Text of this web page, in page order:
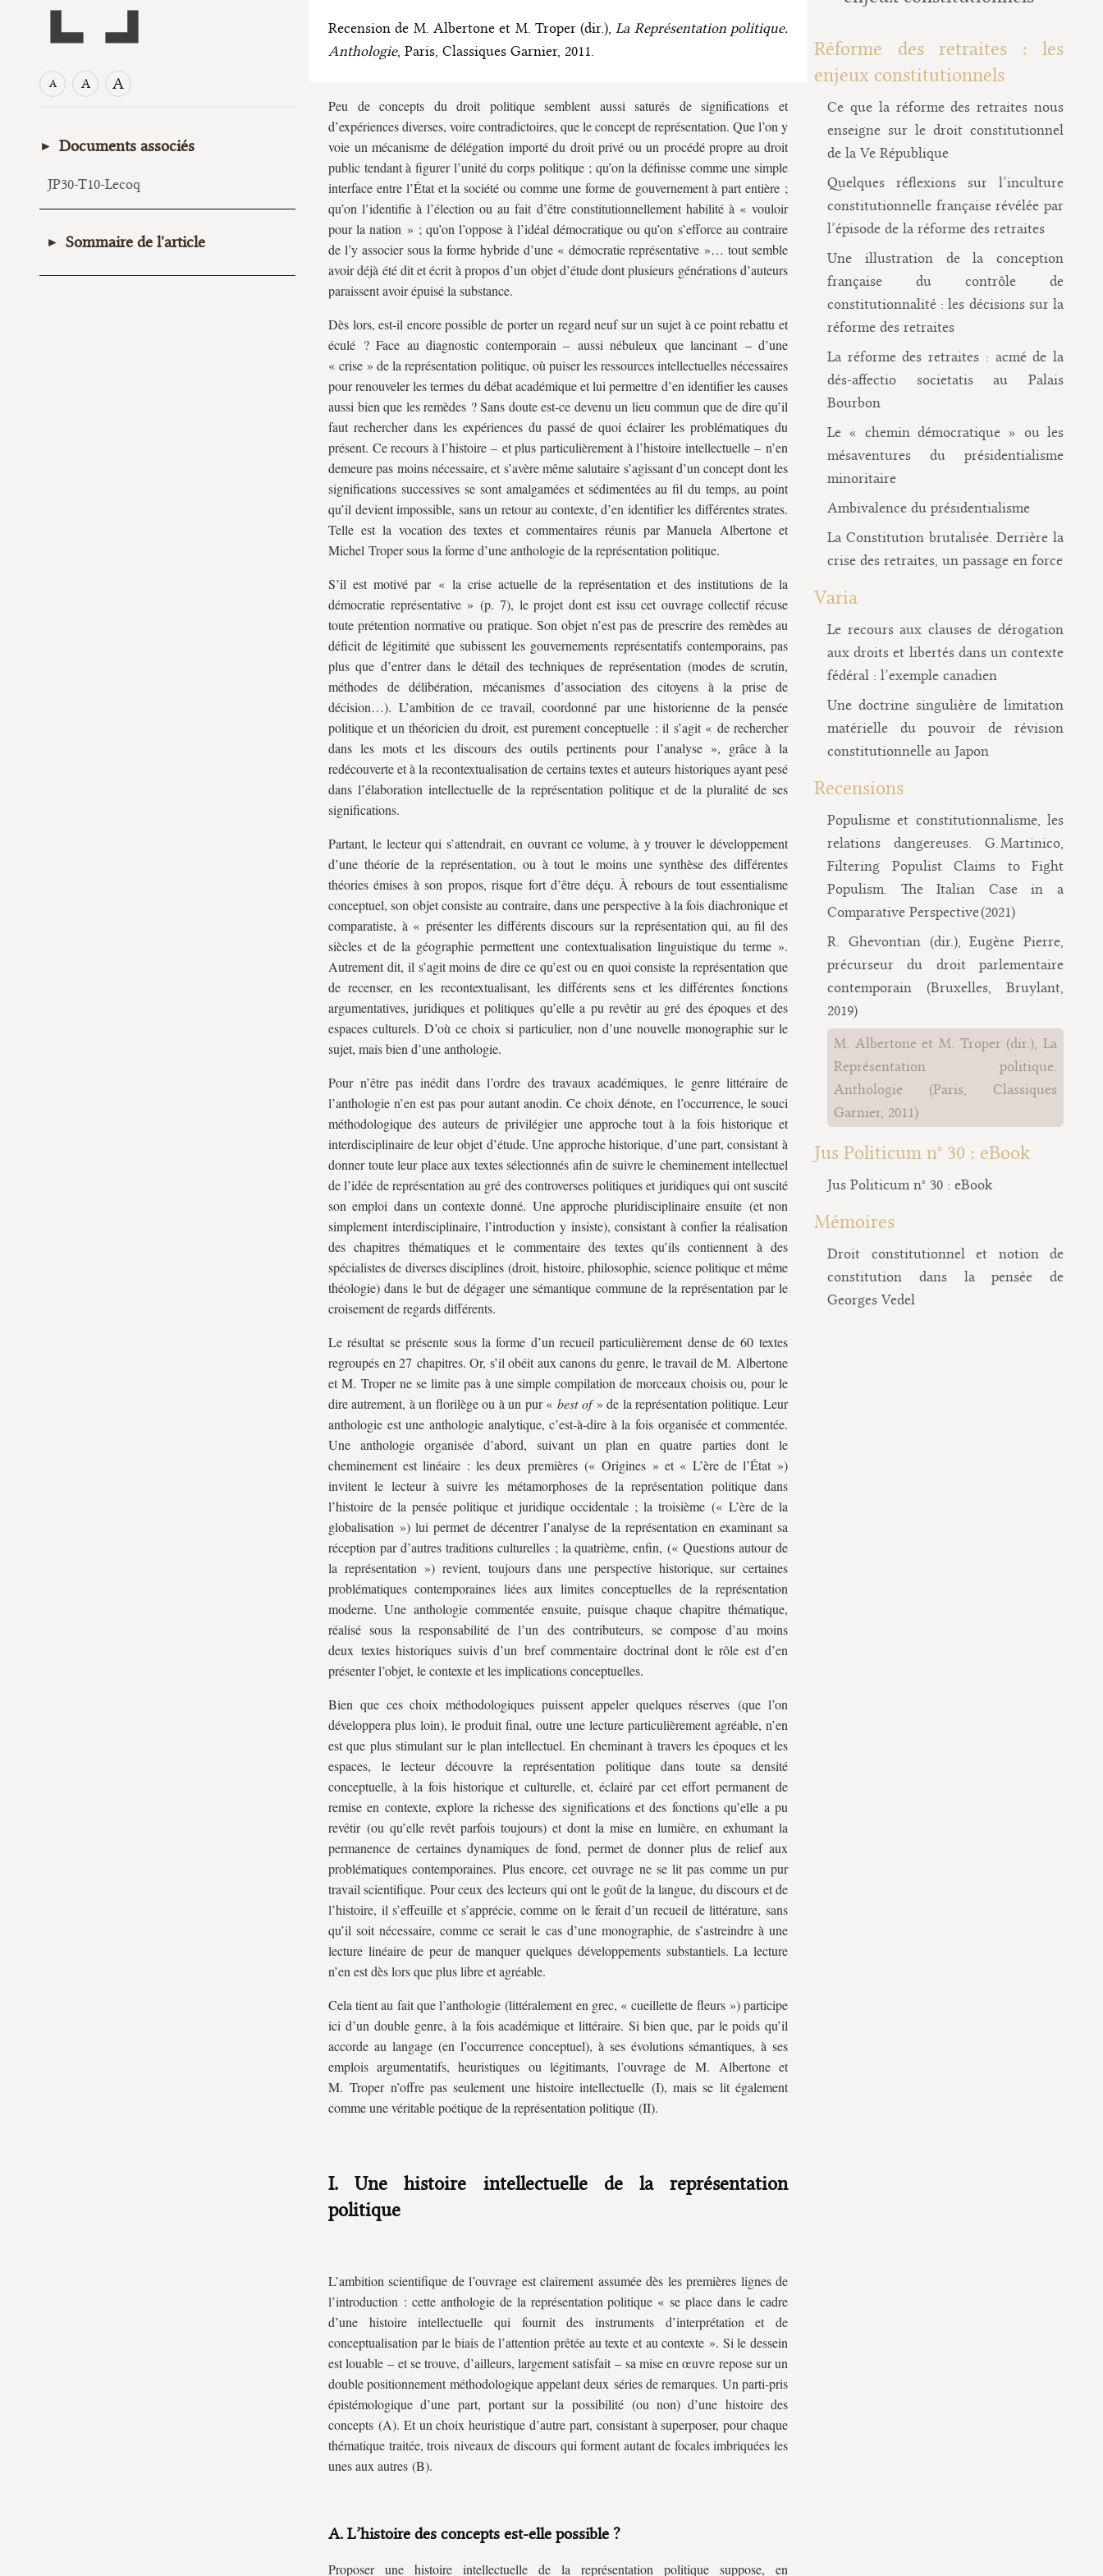
A A A
Documents associés
JP30-T10-Lecoq
Sommaire de l'article
I. Une histoire intellectuelle de la
Recension de M. Albertone et M. Troper (dir.),La Représentation politique.
Anthologie, Paris, Classiques Garnier, 2011.
Peu de concepts du droit politique semblent aussi saturés de significations et
d’expériences diverses, voire contradictoires, que le concept de représentation. Que l’on y
voie un mécanisme de délégation importé du droit privé ou un procédé propre au droit
public tendant à figurer l’unité du corps politique ; qu’on la définisse comme une simple
interface entre l’État et la société ou comme une forme de gouvernement à part entière ;
qu’on l’identifie à l’élection ou au fait d’être constitutionnellement habilité à « vouloir
pour la nation » ; qu’on l’oppose à l’idéal démocratique ou qu’on s’efforce au contraire
de l’y associer sous la forme hybride d’une « démocratie représentative »… tout semble
avoir déjà été dit et écrit à propos d’un objet d’étude dont plusieurs générations d’auteurs
paraissent avoir épuisé la substance.
Dès lors, est‑il encore possible de porter un regard neuf sur un sujet à ce point rebattu et
éculé ? Face au diagnostic contemporain – aussi nébuleux que lancinant – d’une
« crise » de la représentation politique, où puiser les ressources intellectuelles nécessaires
pour renouveler les termes du débat académique et lui permettre d’en identifier les causes
aussi bien que les remèdes ? Sans doute est‑ce devenu un lieu commun que de dire qu’il
faut rechercher dans les expériences du passé de quoi éclairer les problématiques du
présent. Ce recours à l’histoire – et plus particulièrement à l’histoire intellectuelle – n’en
demeure pas moins nécessaire, et s’avère même salutaire s’agissant d’un concept dont les
significations successives se sont amalgamées et sédimentées au fil du temps, au point
qu’il devient impossible, sans un retour au contexte, d’en identifier les différentes strates.
Telle est la vocation des textes et commentaires réunis par Manuela Albertone et
Michel Troper sous la forme d’une anthologie de la représentation politique.
S’il est motivé par « la crise actuelle de la représentation et des institutions de la
démocratie représentative » (p. 7), le projet dont est issu cet ouvrage collectif récuse
toute prétention normative ou pratique. Son objet n’est pas de prescrire des remèdes au
déficit de légitimité que subissent les gouvernements représentatifs contemporains, pas
plus que d’entrer dans le détail des techniques de représentation (modes de scrutin,
méthodes de délibération, mécanismes d’association des citoyens à la prise de
décision…). L’ambition de ce travail, coordonné par une historienne de la pensée
politique et un théoricien du droit, est purement conceptuelle : il s’agit « de rechercher
dans les mots et les discours des outils pertinents pour l’analyse », grâce à la
redécouverte et à la recontextualisation de certains textes et auteurs historiques ayant pesé
dans l’élaboration intellectuelle de la représentation politique et de la pluralité de ses
significations.
Partant, le lecteur qui s’attendrait, en ouvrant ce volume, à y trouver le développement
d’une théorie de la représentation, ou à tout le moins une synthèse des différentes
théories émises à son propos, risque fort d’être déçu. À rebours de tout essentialisme
conceptuel, son objet consiste au contraire, dans une perspective à la fois diachronique et
comparatiste, à « présenter les différents discours sur la représentation qui, au fil des
siècles et de la géographie permettent une contextualisation linguistique du terme ».
Autrement dit, il s’agit moins de dire ce qu’est ou en quoi consiste la représentation que
de recenser, en les recontextualisant, les différents sens et les différentes fonctions
argumentatives, juridiques et politiques qu’elle a pu revêtir au gré des époques et des
espaces culturels. D’où ce choix si particulier, non d’une nouvelle monographie sur le
sujet, mais bien d’une anthologie.
Pour n’être pas inédit dans l’ordre des travaux académiques, le genre littéraire de
l’anthologie n’en est pas pour autant anodin. Ce choix dénote, en l’occurrence, le souci
méthodologique des auteurs de privilégier une approche tout à la fois historique et
interdisciplinaire de leur objet d’étude. Une approche historique, d’une part, consistant à
donner toute leur place aux textes sélectionnés afin de suivre le cheminement intellectuel
de l’idée de représentation au gré des controverses politiques et juridiques qui ont suscité
son emploi dans un contexte donné. Une approche pluridisciplinaire ensuite (et non
simplement interdisciplinaire, l’introduction y insiste), consistant à confier la réalisation
des chapitres thématiques et le commentaire des textes qu’ils contiennent à des
spécialistes de diverses disciplines (droit, histoire, philosophie, science politique et même
théologie) dans le but de dégager une sémantique commune de la représentation par le
croisement de regards différents.
Le résultat se présente sous la forme d’un recueil particulièrement dense de 60 textes
regroupés en 27 chapitres. Or, s’il obéit aux canons du genre, le travail de M. Albertone
et M. Troper ne se limite pas à une simple compilation de morceaux choisis ou, pour le
dire autrement, à un florilège ou à un pur « best of» de la représentation politique. Leur
anthologie est une anthologie analytique, c’est‑à‑dire à la fois organisée et commentée.
Une anthologie organisée d’abord, suivant un plan en quatre parties dont le
cheminement est linéaire : les deux premières (« Origines » et « L’ère de l’État »)
invitent le lecteur à suivre les métamorphoses de la représentation politique dans
l’histoire de la pensée politique et juridique occidentale ; la troisième (« L’ère de la
globalisation ») lui permet de décentrer l’analyse de la représentation en examinant sa
réception par d’autres traditions culturelles ; la quatrième, enfin, (« Questions autour de
la représentation ») revient, toujours dans une perspective historique, sur certaines
problématiques contemporaines liées aux limites conceptuelles de la représentation
moderne. Une anthologie commentée ensuite, puisque chaque chapitre thématique,
réalisé sous la responsabilité de l’un des contributeurs, se compose d’au moins
deux textes historiques suivis d’un bref commentaire doctrinal dont le rôle est d’en
présenter l’objet, le contexte et les implications conceptuelles.
Bien que ces choix méthodologiques puissent appeler quelques réserves (que l’on
développera plus loin), le produit final, outre une lecture particulièrement agréable, n’en
est que plus stimulant sur le plan intellectuel. En cheminant à travers les époques et les
espaces, le lecteur découvre la représentation politique dans toute sa densité
conceptuelle, à la fois historique et culturelle, et, éclairé par cet effort permanent de
remise en contexte, explore la richesse des significations et des fonctions qu’elle a pu
revêtir (ou qu’elle revêt parfois toujours) et dont la mise en lumière, en exhumant la
permanence de certaines dynamiques de fond, permet de donner plus de relief aux
problématiques contemporaines. Plus encore, cet ouvrage ne se lit pas comme un pur
travail scientifique. Pour ceux des lecteurs qui ont le goût de la langue, du discours et de
l’histoire, il s’effeuille et s’apprécie, comme on le ferait d’un recueil de littérature, sans
qu’il soit nécessaire, comme ce serait le cas d’une monographie, de s’astreindre à une
lecture linéaire de peur de manquer quelques développements substantiels. La lecture
n’en est dès lors que plus libre et agréable.
Cela tient au fait que l’anthologie (littéralement en grec, « cueillette de fleurs ») participe
ici d’un double genre, à la fois académique et littéraire. Si bien que, par le poids qu’il
accorde au langage (en l’occurrence conceptuel), à ses évolutions sémantiques, à ses
emplois argumentatifs, heuristiques ou légitimants, l’ouvrage de M. Albertone et
M. Troper n’offre pas seulement une histoire intellectuelle (I), mais se lit également
comme une véritable poétique de la représentation politique (II).
I. Une histoire intellectuelle de la représentation
politique
L’ambition scientifique de l’ouvrage est clairement assumée dès les premières lignes de
l’introduction : cette anthologie de la représentation politique « se place dans le cadre
d’une histoire intellectuelle qui fournit des instruments d’interprétation et de
conceptualisation par le biais de l’attention prêtée au texte et au contexte ». Si le dessein
est louable – et se trouve, d’ailleurs, largement satisfait – sa mise en œuvre repose sur un
double positionnement méthodologique appelant deux séries de remarques. Un parti‑pris
épistémologique d’une part, portant sur la possibilité (ou non) d’une histoire des
concepts (A). Et un choix heuristique d’autre part, consistant à superposer, pour chaque
thématique traitée, trois niveaux de discours qui forment autant de focales imbriquées les
unes aux autres (B).
A. L’histoire des concepts est‑elle possible ?
Proposer une histoire intellectuelle de la représentation politique suppose, en
Réforme des retraites : les
enjeux constitutionnels
Ce que la réforme des retraites nous
enseigne sur le droit constitutionnel
de la Ve République
Quelques réflexions sur l’inculture
constitutionnelle française révélée par
l’épisode de la réforme des retraites
Une illustration de la conception
française du contrôle de
constitutionnalité : les décisions sur la
réforme des retraites
La réforme des retraites : acmé de la
dés-affectio societatis au Palais
Bourbon
Le « chemin démocratique » ou les
mésaventures du présidentialisme
minoritaire
Ambivalence du présidentialisme
La Constitution brutalisée. Derrière la
crise des retraites, un passage en force
Varia
Le recours aux clauses de dérogation
aux droits et libertés dans un contexte
fédéral : l’exemple canadien
Une doctrine singulière de limitation
matérielle du pouvoir de révision
constitutionnelle au Japon
Recensions
Populisme et constitutionnalisme, les
relations dangereuses. G. Martinico,
Filtering Populist Claims to Fight
Populism. The Italian Case in a
Comparative Perspective (2021)
R. Ghevontian (dir.), Eugène Pierre,
précurseur du droit parlementaire
contemporain (Bruxelles, Bruylant,
2019)
M. Albertone et M. Troper (dir.), La
Représentation politique.
Anthologie (Paris, Classiques
Garnier, 2011)
Jus Politicum n° 30 : eBook
Jus Politicum n° 30 : eBook
Mémoires
Droit constitutionnel et notion de
constitution dans la pensée de
Georges Vedel